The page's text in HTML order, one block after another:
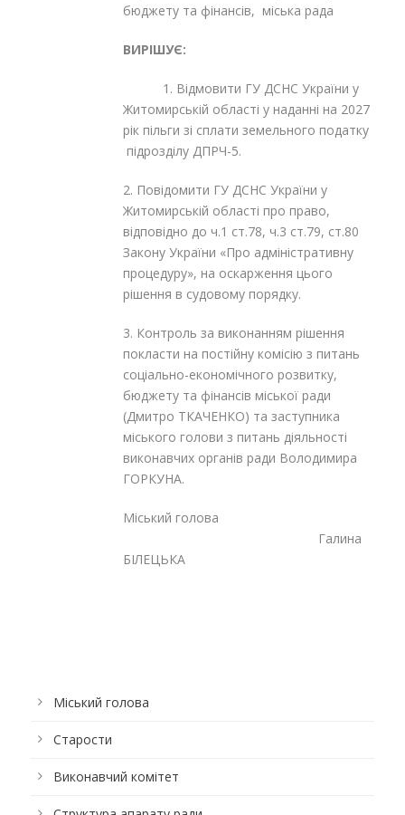
бюджету та фінансів, міська рада
ВИРІШУЄ:
1. Відмовити ГУ ДСНС України у
Житомирській області у наданні на 2027
рік пільги зі сплати земельного податку
підрозділу ДПРЧ-5.
2. Повідомити ГУ ДСНС України у
Житомирській області про право,
відповідно до ч.1 ст.78, ч.3 ст.79, ст.80
Закону України «Про адміністративну
процедуру», на оскарження цього
рішення в судовому порядку.
3. Контроль за виконанням рішення
покласти на постійну комісію з питань
соціально-економічного розвитку,
бюджету та фінансів міської ради
(Дмитро ТКАЧЕНКО) та заступника
міського голови з питань діяльності
виконавчих органів ради Володимира
ГОРКУНА.
Міський голова
Галина
БІЛЕЦЬКА
Міський голова
Старости
Виконавчий комітет